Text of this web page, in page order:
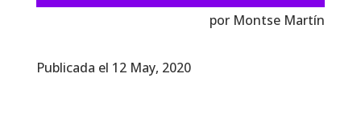
por Montse Martín
Publicada el 12 May, 2020